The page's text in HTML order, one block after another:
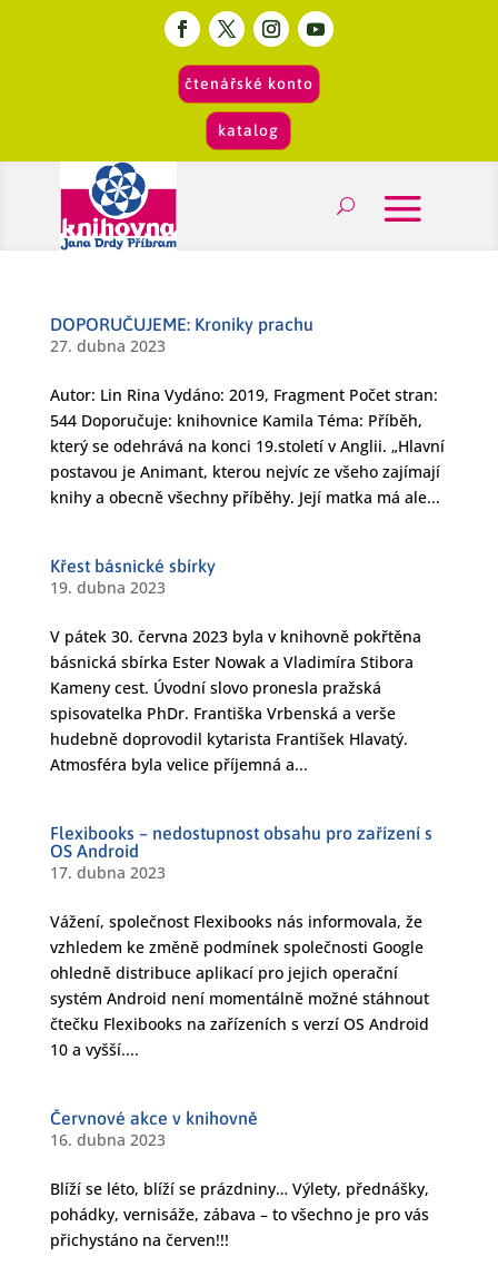
čtenářské konto
katalog
DOPORUČUJEME: Kroniky prachu
27. dubna 2023
Autor: Lin Rina Vydáno: 2019, Fragment Počet stran:
544 Doporučuje: knihovnice Kamila Téma: Příběh,
který se odehrává na konci 19.století v Anglii. „Hlavní
postavou je Animant, kterou nejvíc ze všeho zajímají
knihy a obecně všechny příběhy. Její matka má ale...
Křest básnické sbírky
19. dubna 2023
V pátek 30. června 2023 byla v knihovně pokřtěna
básnická sbírka Ester Nowak a Vladimíra Stibora
Kameny cest. Úvodní slovo pronesla pražská
spisovatelka PhDr. Františka Vrbenská a verše
hudebně doprovodil kytarista František Hlavatý.
Atmosféra byla velice příjemná a...
Flexibooks – nedostupnost obsahu pro zařízení s
OS Android
17. dubna 2023
Vážení, společnost Flexibooks nás informovala, že
vzhledem ke změně podmínek společnosti Google
ohledně distribuce aplikací pro jejich operační
systém Android není momentálně možné stáhnout
čtečku Flexibooks na zařízeních s verzí OS Android
10 a vyšší....
Červnové akce v knihovně
16. dubna 2023
Blíží se léto, blíží se prázdniny… Výlety, přednášky,
pohádky, vernisáže, zábava – to všechno je pro vás
přichystáno na červen!!!